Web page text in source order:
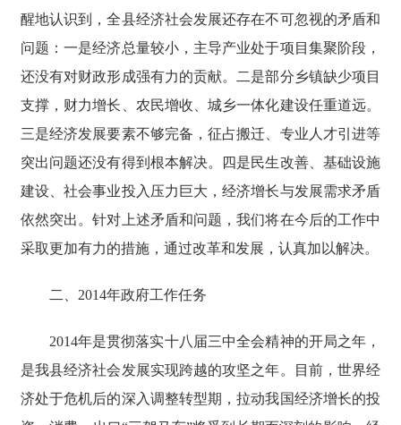
醒地认识到，全县经济社会发展还存在不可忽视的矛盾和
问题：一是经济总量较小，主导产业处于项目集聚阶段，
还没有对财政形成强有力的贡献。二是部分乡镇缺少项目
支撑，财力增长、农民增收、城乡一体化建设任重道远。
三是经济发展要素不够完备，征占搬迁、专业人才引进等
突出问题还没有得到根本解决。四是民生改善、基础设施
建设、社会事业投入压力巨大，经济增长与发展需求矛盾
依然突出。针对上述矛盾和问题，我们将在今后的工作中
采取更加有力的措施，通过改革和发展，认真加以解决。
二、2014年政府工作任务
2014年是贯彻落实十八届三中全会精神的开局之年，
是我县经济社会发展实现跨越的攻坚之年。目前，世界经
济处于危机后的深入调整转型期，拉动我国经济增长的投